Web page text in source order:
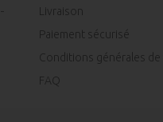
Livraison
Paiement sécurisé
Conditions générales
FAQ